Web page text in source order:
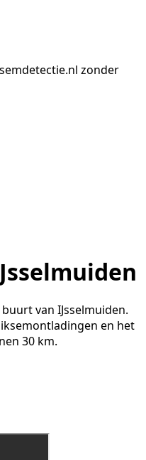
zonder
van IJsselmuiden.
en het
30 km.